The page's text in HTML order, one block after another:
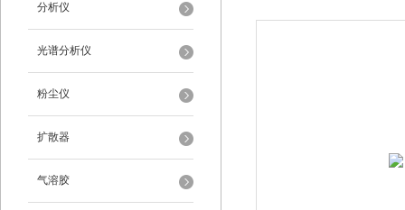
分析仪
光谱分析仪
粉尘仪
扩散器
气溶胶